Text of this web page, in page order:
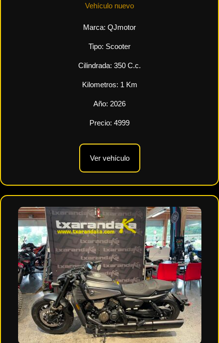
Vehículo nuevo
Marca: QJmotor
Tipo: Scooter
Cilindrada: 350 C.c.
Kilometros: 1 Km
Año: 2026
Precio: 4999
Ver vehículo